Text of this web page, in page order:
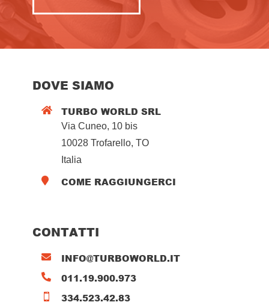
DOVE SIAMO
 TURBO WORLD SRL
Via Cuneo, 10 bis
10028 Trofarello, TO
Italia
 COME RAGGIUNGERCI
CONTATTI
 INFO@TURBOWORLD.IT
 011.19.900.973
 334.523.42.83